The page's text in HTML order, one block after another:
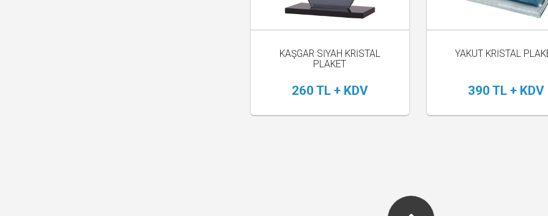
KAŞGAR SİYAH KRİSTAL
PLAKET
260 TL + KDV
YAKUT KRİSTAL
390 TL + KDV